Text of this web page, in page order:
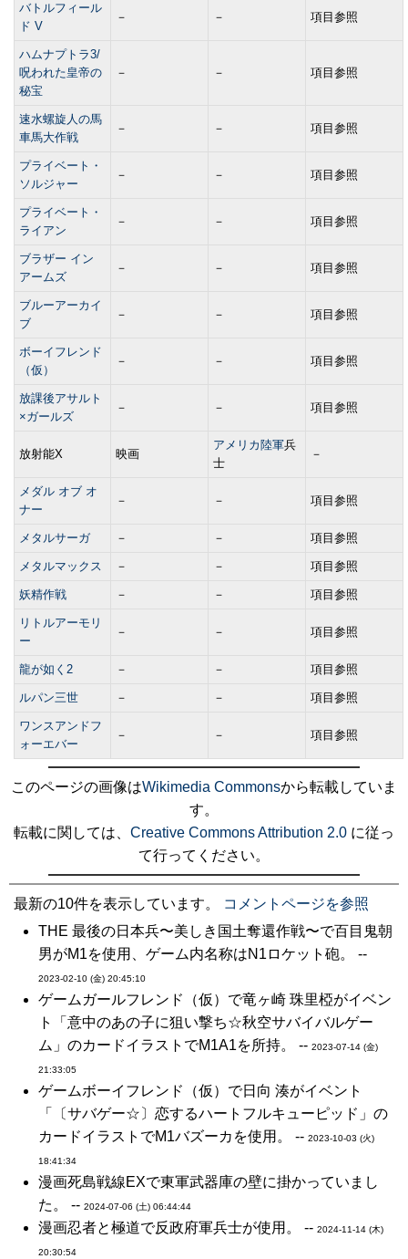
バトルフィール
ド V
－ － 項目参照
ハムナプトラ3/
呪われた皇帝の
秘宝
－ － 項目参照
速水螺旋人の馬
車馬大作戦
－ － 項目参照
プライベート・
ソルジャー
－ － 項目参照
プライベート・
ライアン
－ － 項目参照
ブラザー イン
アームズ
－ － 項目参照
ブルーアーカイ
ブ
－ － 項目参照
ボーイフレンド
（仮）
－ － 項目参照
放課後アサルト
×ガールズ
－ － 項目参照
放射能X 映画
アメリカ陸軍兵
士
－
メダル オブ オ
ナー
－ － 項目参照
メタルサーガ － － 項目参照
メタルマックス － － 項目参照
妖精作戦 － － 項目参照
リトルアーモリ
ー
－ － 項目参照
龍が如く2 － － 項目参照
ルパン三世 － － 項目参照
ワンスアンドフ
ォーエバー
－ － 項目参照
このページの画像はWikimedia Commonsから転載していま
す。
転載に関しては、 Creative Commons Attribution 2.0 に従っ
て行ってください。
最新の10件を表示しています。
コメントページを参照
THE 最後の日本兵〜美しき国土奪還作戦〜で百目鬼朝
男がM1を使用、ゲーム内名称はN1ロケット砲。 --
2023-02-10 (金) 20:45:10
ゲームガールフレンド（仮）で竜ヶ崎 珠里椏がイベン
ト「意中のあの子に狙い撃ち☆秋空サバイバルゲー
ム」のカードイラストでM1A1を所持。 -- 2023-07-14 (金)
21:33:05
ゲームボーイフレンド（仮）で日向 湊がイベント
「〔サバゲー☆〕恋するハートフルキューピッド」の
カードイラストでM1バズーカを使用。 -- 2023-10-03 (火)
18:41:34
漫画死島戦線EXで東軍武器庫の壁に掛かっていまし
た。 -- 2024-07-06 (土) 06:44:44
漫画忍者と極道で反政府軍兵士が使用。 -- 2024-11-14 (木)
20:30:54